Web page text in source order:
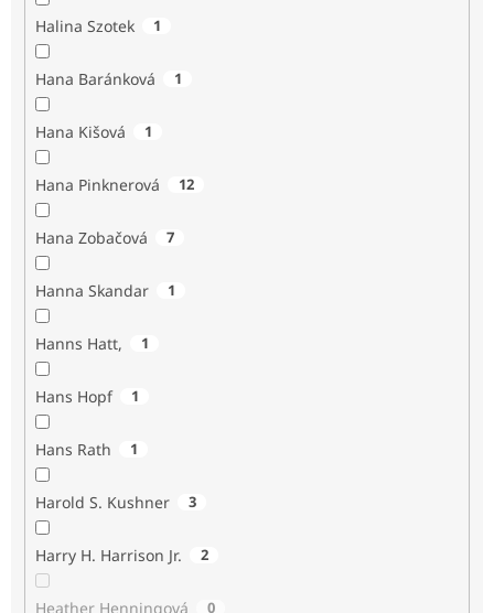
Halina Szotek 1
Hana Baránková 1
Hana Kišová 1
Hana Pinknerová 12
Hana Zobačová 7
Hanna Skandar 1
Hanns Hatt, 1
Hans Hopf 1
Hans Rath 1
Harold S. Kushner 3
Harry H. Harrison Jr. 2
Heather Henningová 0